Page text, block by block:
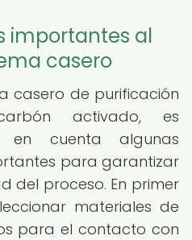
importantes al
casero
casero de purificación
activado, es
en cuenta algunas
para garantizar
del proceso. En primer
materiales de
para el contacto con